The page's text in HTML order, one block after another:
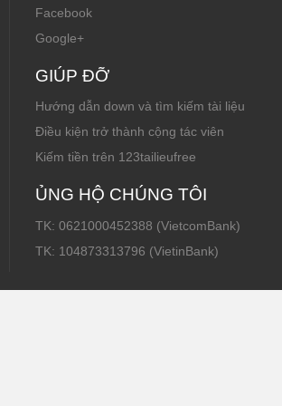
Facebook
Google+
GIÚP ĐỠ
Hướng dẫn down và tìm kiếm tài liệu
Điều kiện trở thành cộng tác viên
Kiếm tiền trên 123tailieufree
ỦNG HỘ CHÚNG TÔI
TK: 0621000452388 (VietcomBank)
TK: 104873313796 (VietinBank)